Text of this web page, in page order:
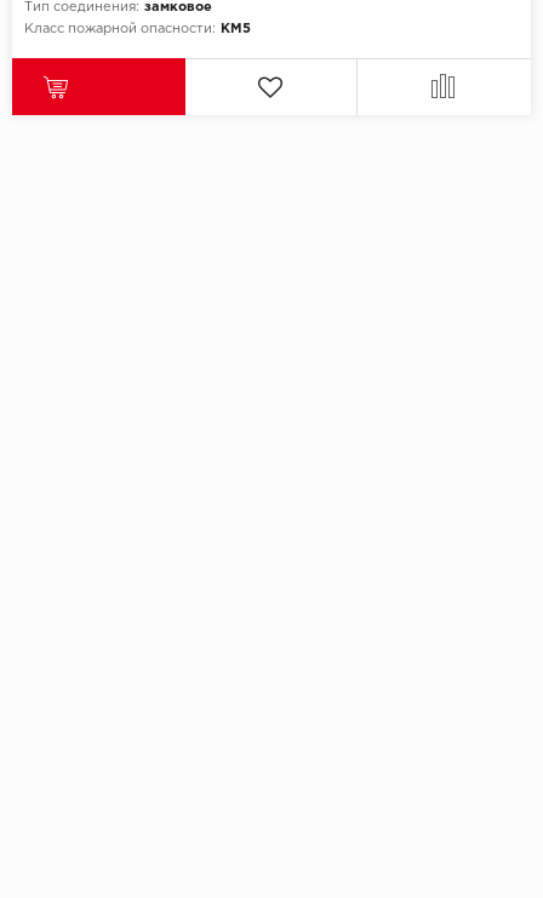
Тип соединения: замковое
Класс пожарной опасности:
КМ5